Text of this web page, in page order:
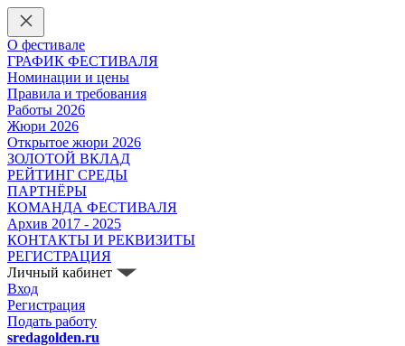
О фестивале
ГРАФИК ФЕСТИВАЛЯ
Номинации и цены
Правила и требования
Работы 2026
Жюри 2026
Открытое жюри 2026
ЗОЛОТОЙ ВКЛАД
РЕЙТИНГ СРЕДЫ
ПАРТНЁРЫ
КОМАНДА ФЕСТИВАЛЯ
Архив 2017 - 2025
КОНТАКТЫ И РЕКВИЗИТЫ
РЕГИСТРАЦИЯ
Личный кабинет
Вход
Регистрация
Подать работу
sredagolden.ru